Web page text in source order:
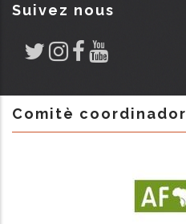
Suivez nous
Comitè coordinador